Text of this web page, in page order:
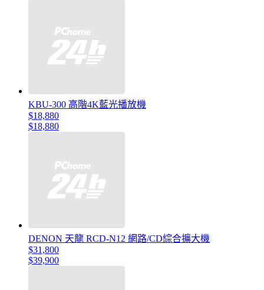
KBU-300 高階4K藍光播放機
$18,880
$18,880
DENON 天龍 RCD-N12 網路/CD綜合擴大機
$31,800
$39,900